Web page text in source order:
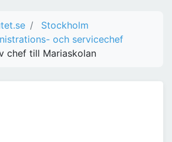
Stockholm
och servicechef
chef till Mariaskolan